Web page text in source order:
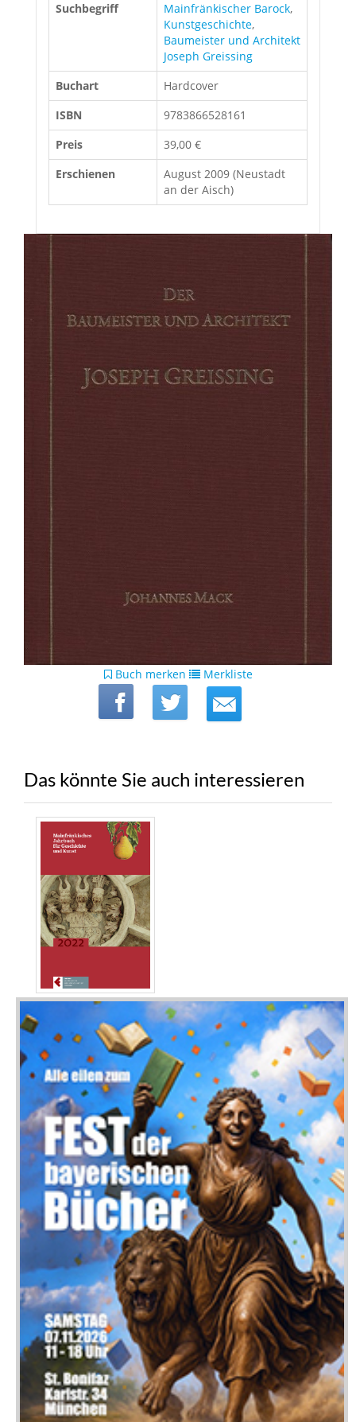
Suchbegriff
Mainfränkischer Barock,
Kunstgeschichte,
Baumeister und Architekt
Joseph Greissing
Buchart
Hardcover
ISBN
9783866528161
Preis
39,00 €
Erschienen
August 2009 (Neustadt
an der Aisch)
Buch merken Merkliste
Das könnte Sie auch interessieren